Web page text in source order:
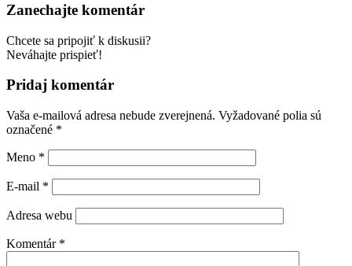
Zanechajte komentár
Chcete sa pripojiť k diskusii?
Neváhajte prispieť!
Pridaj komentár
Vaša e-mailová adresa nebude zverejnená. Vyžadované polia sú
označené *
Meno *
E-mail *
Adresa webu
Komentár *